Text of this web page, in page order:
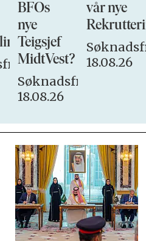
BFOs
nye
Teigsjef
MidtVest?
Søknadsfrist:
18.08.26
vår nye
18.08.26